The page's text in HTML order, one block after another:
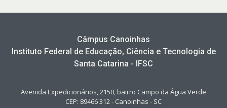
Câmpus Canoinhas
Instituto Federal de Educação, Ciência e Tecnologia de
Santa Catarina - IFSC
Avenida Expedicionários, 2150, bairro Campo da Água Verde
CEP: 89466 312 - Canoinhas - SC